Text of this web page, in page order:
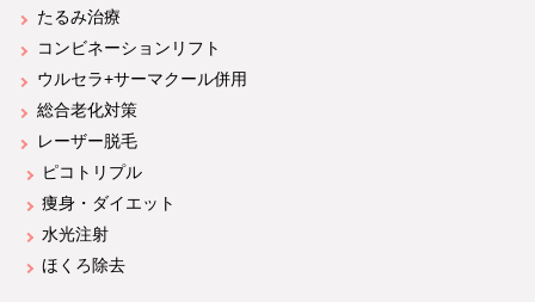
たるみ治療
コンビネーションリフト
ウルセラ+サーマクール併用
総合老化対策
レーザー脱毛
ピコトリプル
痩身・ダイエット
水光注射
ほくろ除去